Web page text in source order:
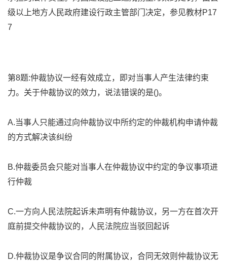
级以上地方人民政府建设行政主管部门决定，参见教材P17
7
第8题:仲裁协议一经有效成立，即对当事人产生法律约束
力。关于仲裁协议的效力，说法错误的是()。
A.当事人只能通过向仲裁协议中所约定的仲裁机构申请仲裁
的方式解决该纠纷
B.仲裁委员会只能对当事人在仲裁协议中约定的争议事项进
行仲裁
C.一方向人民法院起诉未声明有仲裁协议，另一方在首次开
庭前提交仲裁协议的，人民法院应当驳回起诉
D.仲裁协议是争议合同的附属协议，合同无效则仲裁协议无